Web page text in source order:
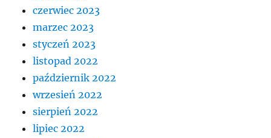
czerwiec 2023
marzec 2023
styczeń 2023
listopad 2022
październik 2022
wrzesień 2022
sierpień 2022
lipiec 2022